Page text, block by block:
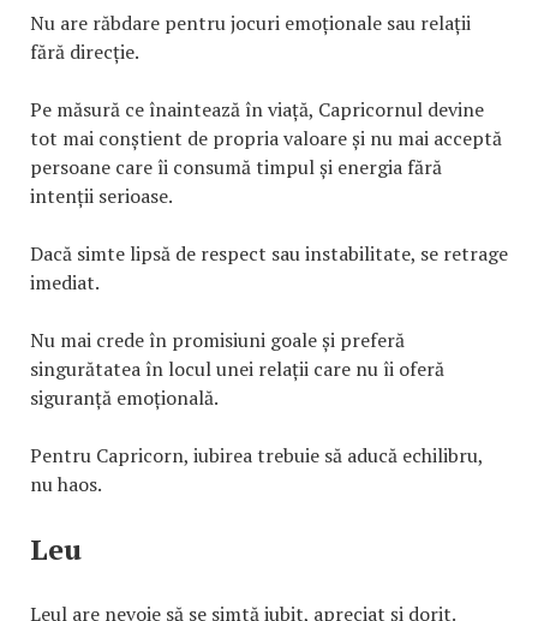
Nu are răbdare pentru jocuri emoționale sau relații
fără direcție.
Pe măsură ce înaintează în viață, Capricornul devine
tot mai conștient de propria valoare și nu mai acceptă
persoane care îi consumă timpul și energia fără
intenții serioase.
Dacă simte lipsă de respect sau instabilitate, se retrage
imediat.
Nu mai crede în promisiuni goale și preferă
singurătatea în locul unei relații care nu îi oferă
siguranță emoțională.
Pentru Capricorn, iubirea trebuie să aducă echilibru,
nu haos.
Leu
Leul are nevoie să se simtă iubit, apreciat și dorit.